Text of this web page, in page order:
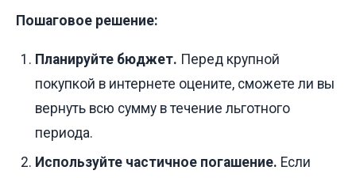
Пошаговое решение:
Планируйте бюджет. Перед крупной
покупкой в интернете оцените, сможете ли вы
вернуть всю сумму в течение льготного
периода.
Используйте частичное погашение. Если